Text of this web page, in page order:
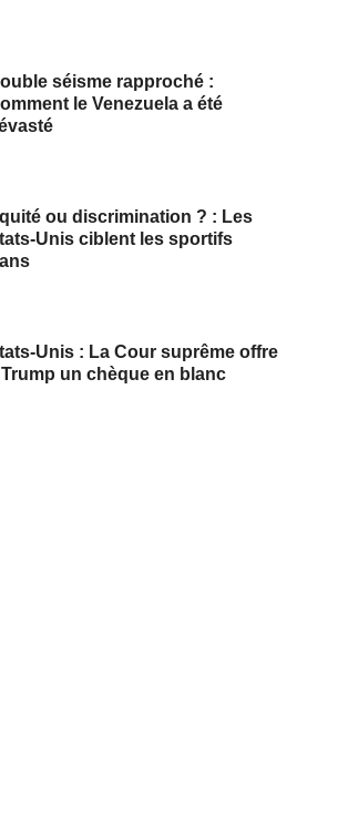
séisme rapproché :
le Venezuela a été
ou discrimination ? : Les
Unis ciblent les sportifs
Unis : La Cour suprême offre
un chèque en blanc